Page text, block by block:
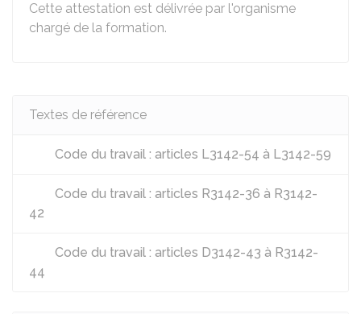
Cette attestation est délivrée par l'organisme
chargé de la formation.
Textes de référence
Code du travail : articles L3142-54 à L3142-59
Code du travail : articles R3142-36 à R3142-
42
Code du travail : articles D3142-43 à R3142-
44